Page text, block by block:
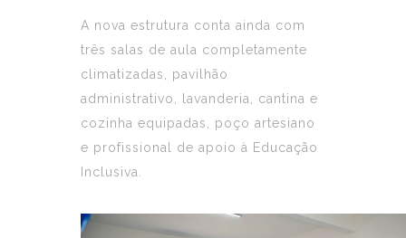
A nova estrutura conta ainda com
três salas de aula completamente
climatizadas, pavilhão
administrativo, lavanderia, cantina e
cozinha equipadas, poço artesiano
e profissional de apoio à Educação
Inclusiva.